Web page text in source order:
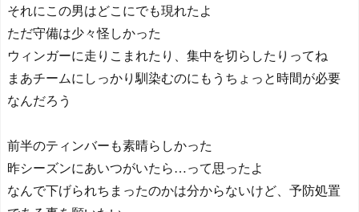
それにこの男はどこにでも現れたよ
ただ守備は少々怪しかった
ウィンガーに走りこまれたり、集中を切らしたりってね
まあチームにしっかり馴染むのにもうちょっと時間が必要
なんだろう
前半のティンバーも素晴らしかった
昨シーズンにあいつがいたら…って思ったよ
なんで下げられちまったのかは分からないけど、予防処置